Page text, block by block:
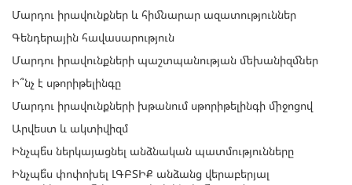
Մարդու իրավունքներ և հիմնարար ազատություններ
Գենդերային հավասարություն
Մարդու իրավունքների պաշտպանության մեխանիզմներ
Ի՞նչ է սթորիթելինգը
Մարդու իրավունքների խթանում սթորիթելինգի միջոցով
Արվեստ և ակտիվիզմ
Ինչպե՞ս ներկայացնել անձնական պատմությունները
Ինչպե՞ս փոփոխել ԼԳԲՏԻՔ անձանց վերաբերյալ